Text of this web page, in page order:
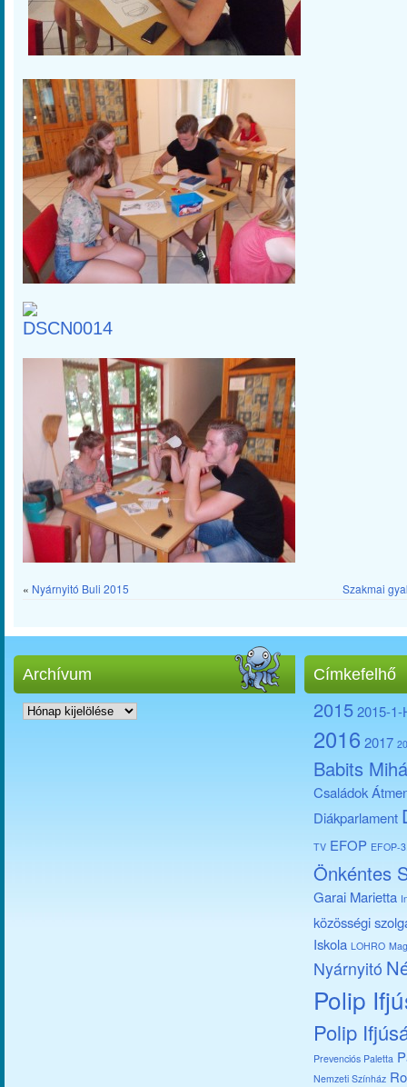
« Nyárnyitó Buli 2015 Szakmai
Archívum
Archívum
Címkefelhő
20152015-1-
2016 2017
Babits
Családok
Diákparlament
TV EFOP EFOP-
Önkéntes
Garai Marietta
közösségi
Iskola LOHRO
Nyárnyitó
Polip
Polip
Prevenciós Paletta
Nemzeti Színház